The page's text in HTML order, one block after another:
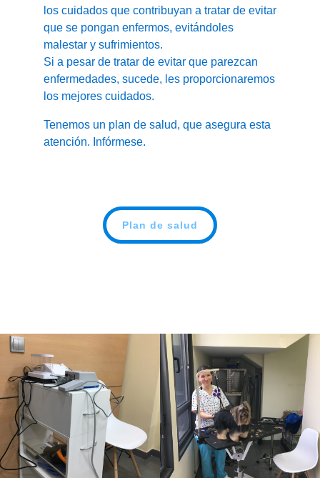
los cuidados que contribuyan a tratar de evitar
que se pongan enfermos, evitándoles
malestar y sufrimientos.
Si a pesar de tratar de evitar que parezcan
enfermedades, sucede, les proporcionaremos
los mejores cuidados.
Tenemos un plan de salud, que asegura esta
atención. Infórmese.
Plan de salud